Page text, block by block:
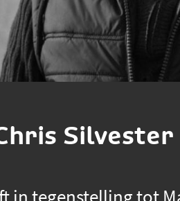
Silvester
in tegenstelling tot